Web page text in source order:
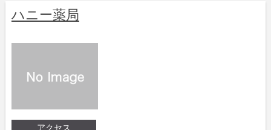
ハニー薬局
アクセス